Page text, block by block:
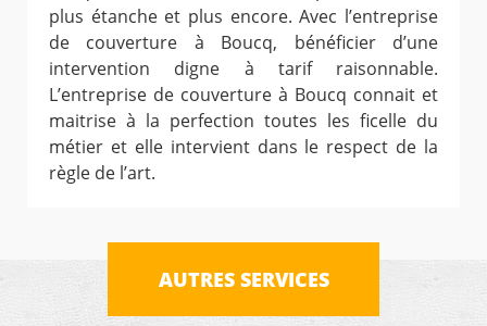
plus étanche et plus encore. Avec l’entreprise
de couverture à Boucq, bénéficier d’une
intervention digne à tarif raisonnable.
L’entreprise de couverture à Boucq connait et
maitrise à la perfection toutes les ficelle du
métier et elle intervient dans le respect de la
règle de l’art.
AUTRES SERVICES